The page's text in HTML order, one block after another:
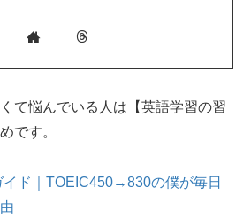
て悩んでいる人は【英語学習の習
です。
ド｜TOEIC450→830の僕が毎日